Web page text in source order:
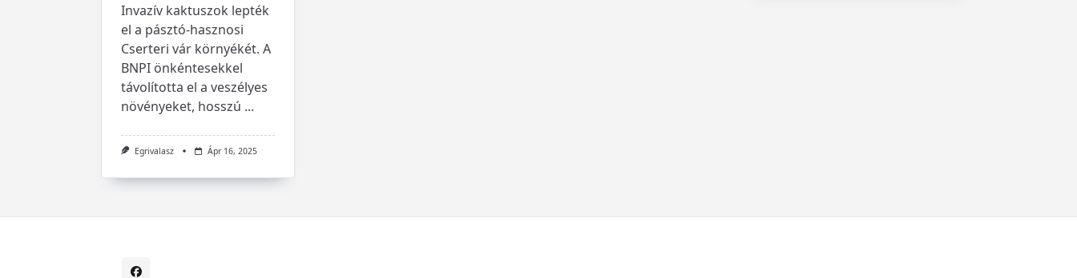
Invazív kaktuszok lepték
el a pásztó-hasznosi
Cserteri vár környékét. A
BNPI önkéntesekkel
távolította el a veszélyes
növényeket, hosszú ...
Egrivalasz Ápr 16, 2025